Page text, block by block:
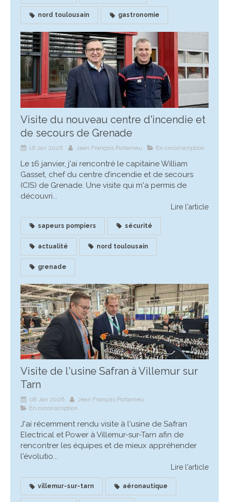
nord toulousain gastronomie
Visite du nouveau centre d'incendie et
de secours de Grenade
16 Jan 2026 Jean François Portarrieu En circonscription
Le 16 janvier, j'ai rencontré le capitaine William
Gasset, chef du centre d’incendie et de secours
(CIS) de Grenade. Une visite qui m'a permis de
découvri...
Lire l'article
sapeurs pompiers sécurité
actualité nord toulousain
grenade
Visite de l'usine Safran à Villemur sur
Tarn
08 Jan 2026
Jean François Portarrieu
En circonscription
J'ai récemment rendu visite à l'usine de Safran
Electrical et Power à Villemur-sur-Tarn afin de
rencontrer les équipes et de mieux appréhender
l'évolutio...
Lire l'article
villemur-sur-tarn aéronautique